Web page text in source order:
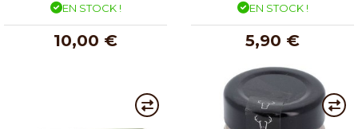
EN STOCK !
10,00 €
EN STOCK !
5,90 €